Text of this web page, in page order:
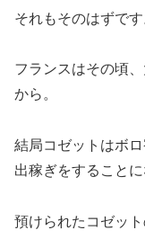
それもそのはずです
フランスはその頃
から。
結局コゼットはボ
出稼ぎをすることに
預けられたコゼット